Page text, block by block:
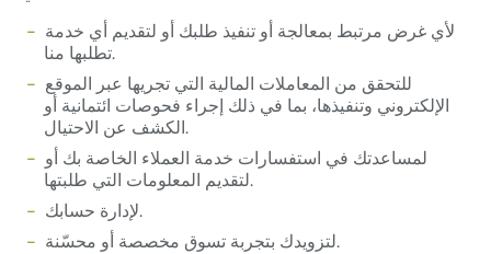
لأي غرض مرتبط بمعالجة أو تنفيذ طلبك أو لتقديم أي خدمة
تطلبها منا.
للتحقق من المعاملات المالية التي تجريها عبر الموقع
الإلكتروني وتنفيذها، بما في ذلك إجراء فحوصات ائتمانية أو
الكشف عن الاحتيال.
لمساعدتك في استفسارات خدمة العملاء الخاصة بك أو
لتقديم المعلومات التي طلبتها.
لإدارة حسابك.
لتزويدك بتجربة تسوق مخصصة أو محسّنة.